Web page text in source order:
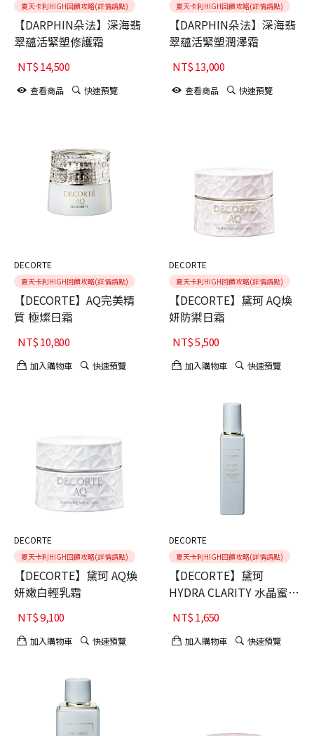
夏天卡利HIGH回饋攻略(詳情請點)
【DARPHIN朵法】深海翡
翠蘊活緊塑修護霜
NT$14,500
查看商品 快速預覽
夏天卡利HIGH回饋攻略(詳情請點)
【DARPHIN朵法】深海翡
翠蘊活緊塑潤澤霜
NT$13,000
查看商品 快速預覽
DECORTE
夏天卡利HIGH回饋攻略(詳情請點)
【DECORTE】AQ完美精
質 極燦日霜
NT$10,800
加入購物車 快速預覽
DECORTE
夏天卡利HIGH回饋攻略(詳情請點)
【DECORTE】黛珂 AQ煥
妍防禦日霜
NT$5,500
加入購物車 快速預覽
DECORTE
夏天卡利HIGH回饋攻略(詳情請點)
【DECORTE】黛珂 AQ煥
妍嫩白輕乳霜
NT$9,100
加入購物車 快速預覽
DECORTE
夏天卡利HIGH回饋攻略(詳情請點)
【DECORTE】黛珂
HYDRA CLARITY 水晶蜜糖
嫩白乳
NT$1,650
加入購物車 快速預覽